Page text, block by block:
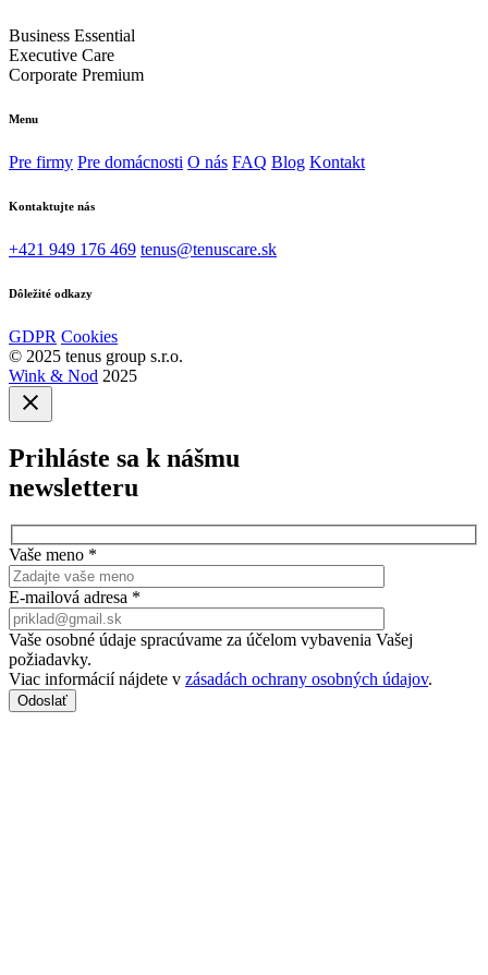
Business Essential
Executive Care
Corporate Premium
Menu
Pre firmy Pre domácnosti O nás FAQ Blog Kontakt
Kontaktujte nás
+421 949 176 469 tenus@tenuscare.sk
Dôležité odkazy
GDPR Cookies
© 2025 tenus group s.r.o.
Wink & Nod 2025
Prihláste sa k nášmu
newsletteru
Vaše meno *
E-mailová adresa *
Vaše osobné údaje spracúvame za účelom vybavenia Vašej
požiadavky.
Viac informácií nájdete v zásadách ochrany osobných údajov.